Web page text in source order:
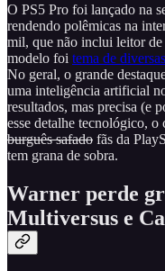
O PS5 Pro foi lançado na
rendendo polêmicas na
mil, que não inclui leitor de
modelo foi tema de
No geral, o grande
uma inteligência artificial
resultados, mas precisa (e
esse detalhe tecnológico, o
burguês safado fãs da
tem grana de sobra.
Warner perde
Multiversus e